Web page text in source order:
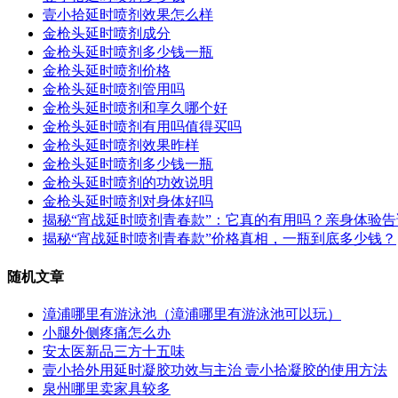
壹小拾延时喷剂效果怎么样
金枪头延时喷剂成分
金枪头延时喷剂多少钱一瓶
金枪头延时喷剂价格
金枪头延时喷剂管用吗
金枪头延时喷剂和享久哪个好
金枪头延时喷剂有用吗值得买吗
金枪头延时喷剂效果昨样
金枪头延时喷剂多少钱一瓶
金枪头延时喷剂的功效说明
金枪头延时喷剂对身体好吗
揭秘“宵战延时喷剂青春款”：它真的有用吗？亲身体验告
揭秘“宵战延时喷剂青春款”价格真相，一瓶到底多少钱？
随机文章
漳浦哪里有游泳池（漳浦哪里有游泳池可以玩）
小腿外侧疼痛怎么办
安太医新品三方十五味
壹小拾外用延时凝胶功效与主治 壹小拾凝胶的使用方法
泉州哪里卖家具较多